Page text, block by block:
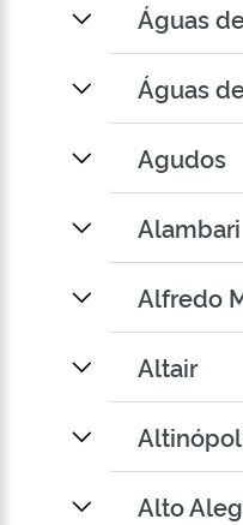
Águas
Águas
Agudos
Alambari
Alfredo
Altair
Alto